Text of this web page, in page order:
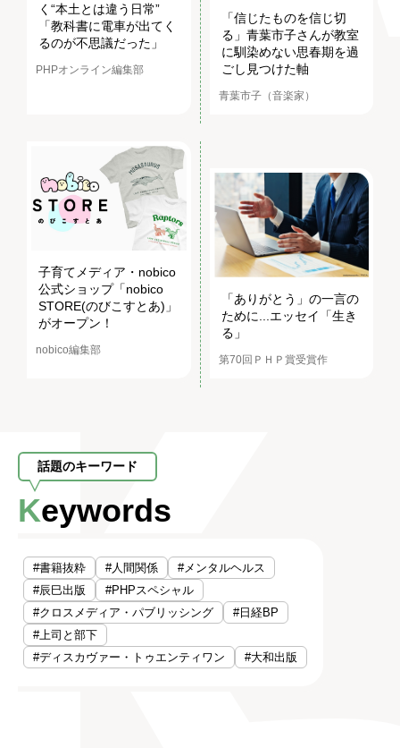
く“本土とは違う日常”
「教科書に電車が出てく
るのが不思議だった」
PHPオンライン編集部
「信じたものを信じ切
る」青葉市子さんが教室
に馴染めない思春期を過
ごし見つけた軸
青葉市子（音楽家）
子育てメディア・nobico
公式ショップ「nobico
STORE(のびこすとあ)」
がオープン！
nobico編集部
「ありがとう」の一言の
ために...エッセイ「生き
る」
第70回ＰＨＰ賞受賞作
話題のキーワード
Keywords
#書籍抜粋 #人間関係
#メンタルヘルス
#辰巳出版
#PHPスペシャル
#クロスメディア・パブリッシング
#日経BP
#上司と部下
#ディスカヴァー・トゥエンティワン
#大和出版